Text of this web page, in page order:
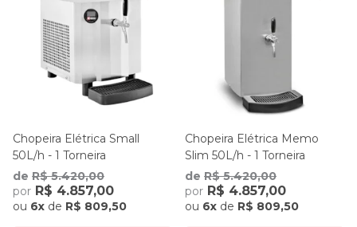
Chopeira Elétrica Small
50L/h - 1 Torneira
de R$ 5.420,00
por R$ 4.857,00
ou 6x de R$ 809,50
Chopeira Elétrica Memo
Slim 50L/h - 1 Torneira
de R$ 5.420,00
por R$ 4.857,00
ou 6x de R$ 809,50